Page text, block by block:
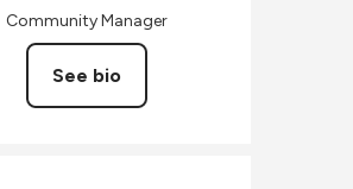
Community Manager
See bio